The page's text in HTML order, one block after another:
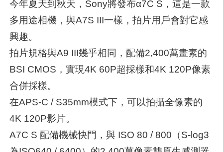
今年夏天到秋天，Sony將發布α7C S，這是一款
多用途相機，與A7S III一樣，拍片用戶會對它感
興趣。
拍片規格與A9 III幾乎相同，配備2,400萬畫素的
BSI CMOS，實現4K 60P超採樣和4K 120P像素
合併採樣。
在APS-C / S35mm模式下，可以拍攝全像素的
4K 120P影片。
A7C S 配備機械快門，與 ISO 80 / 800（S-log3